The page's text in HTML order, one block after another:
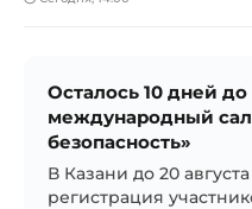
Осталось 10 дней
международный
безопасность»
В Казани до 20
регистрация